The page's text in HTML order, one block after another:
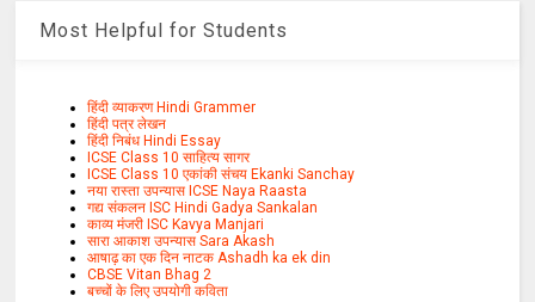
Most Helpful for Students
हिंदी व्याकरण Hindi Grammer
हिंदी पत्र लेखन
हिंदी निबंध Hindi Essay
ICSE Class 10 साहित्य सागर
ICSE Class 10 एकांकी संचय Ekanki Sanchay
नया रास्ता उपन्यास ICSE Naya Raasta
गद्य संकलन ISC Hindi Gadya Sankalan
काव्य मंजरी ISC Kavya Manjari
सारा आकाश उपन्यास Sara Akash
आषाढ़ का एक दिन नाटक Ashadh ka ek din
CBSE Vitan Bhag 2
बच्चों के लिए उपयोगी कविता